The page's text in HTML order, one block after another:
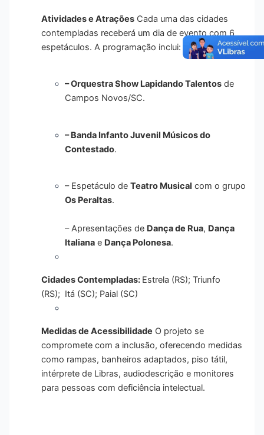
Atividades e Atrações Cada uma das cidades
contempladas receberá um dia de evento com 6
espetáculos. A programação inclui:
– Orquestra Show Lapidando Talentos de
Campos Novos/SC.
– Banda Infanto Juvenil Músicos do
Contestado.
– Espetáculo deTeatro Musical com o grupo
Os Peraltas.
– Apresentações de Dança de Rua, Dança
Italiana e Dança Polonesa.
Cidades Contempladas: Estrela (RS);Triunfo
(RS); Itá (SC); Paial (SC)
Medidas de Acessibilidade O projeto se
compromete com a inclusão, oferecendo medidas
como rampas, banheiros adaptados, piso tátil,
intérprete de Libras, audiodescrição e monitores
para pessoas com deficiência intelectual.